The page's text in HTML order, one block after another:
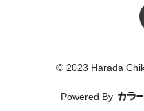
© 2023 Harada
Powered By